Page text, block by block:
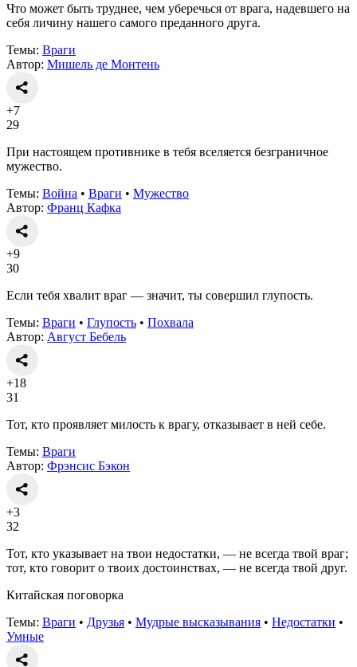
Что может быть труднее, чем уберечься от врага, надевшего на
себя личину нашего самого преданного друга.
Темы: Враги
Автор: Мишель де Монтень
+7
29
При настоящем противнике в тебя вселяется безграничное
мужество.
Темы: Война • Враги • Мужество
Автор: Франц Кафка
+9
30
Если тебя хвалит враг — значит, ты совершил глупость.
Темы: Враги • Глупость • Похвала
Автор: Август Бебель
+18
31
Тот, кто проявляет милость к врагу, отказывает в ней себе.
Темы: Враги
Автор: Фрэнсис Бэкон
+3
32
Тот, кто указывает на твои недостатки, — не всегда твой враг;
тот, кто говорит о твоих достоинствах, — не всегда твой друг.
Китайская поговорка
Темы: Враги • Друзья • Мудрые высказывания • Недостатки •
Умные